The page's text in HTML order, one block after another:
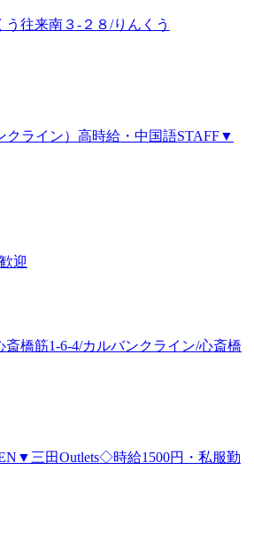
往来南３‐２８/りんくう
クライン）高時給・中国語STAFF▼
迎
橋筋1-6-4/カルバンクライン/心斎橋
三田Outlets◇時給1500円・私服勤